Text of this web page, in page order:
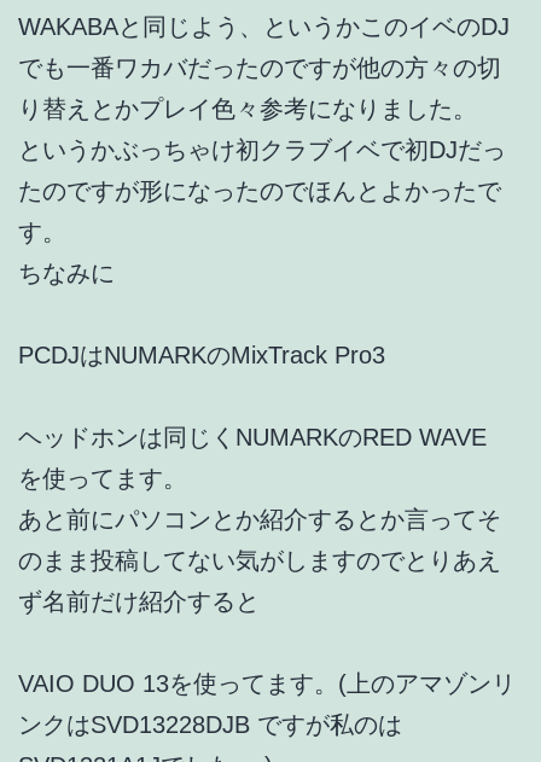
WAKABAと同じよう、というかこのイベのDJ
でも一番ワカバだったのですが他の方々の切
り替えとかプレイ色々参考になりました。
というかぶっちゃけ初クラブイベで初DJだっ
たのですが形になったのでほんとよかったで
す。
ちなみに
PCDJはNUMARKのMixTrack Pro3
ヘッドホンは同じくNUMARKのRED WAVE
を使ってます。
あと前にパソコンとか紹介するとか言ってそ
のまま投稿してない気がしますのでとりあえ
ず名前だけ紹介すると
VAIO DUO 13を使ってます。(上のアマゾンリ
ンクはSVD13228DJB ですが私のは